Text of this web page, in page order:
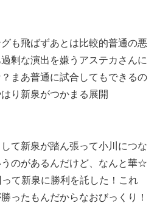
も飛ばずあとは比較的普通の悪
剰な演出を嫌うアステカさんに
まあ普通に試合してもできるの
り新泉がつかまる展開
て新泉が踏ん張って小川につな
のがあるんだけど、なんと華☆
て新泉に勝利を託した！これ
ったもんだからなおびっくり！